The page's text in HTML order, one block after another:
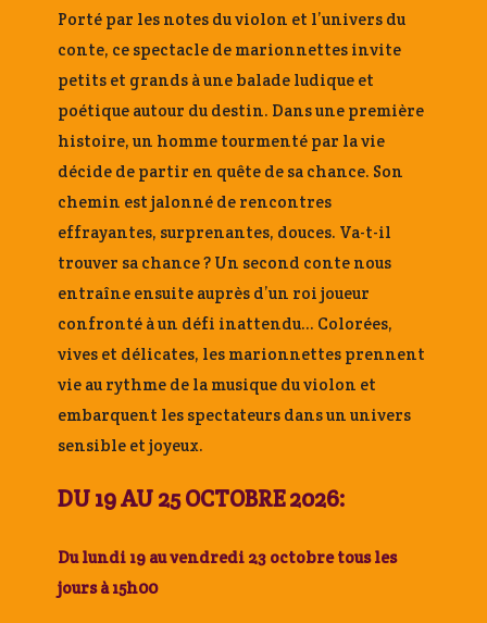
Porté par les notes du violon et l’univers du
conte, ce spectacle de marionnettes invite
petits et grands à une balade ludique et
poétique autour du destin. Dans une première
histoire, un homme tourmenté par la vie
décide de partir en quête de sa chance. Son
chemin est jalonné de rencontres
effrayantes, surprenantes, douces. Va-t-il
trouver sa chance ? Un second conte nous
entraîne ensuite auprès d’un roi joueur
confronté à un défi inattendu… Colorées,
vives et délicates, les marionnettes prennent
vie au rythme de la musique du violon et
embarquent les spectateurs dans un univers
sensible et joyeux.
DU 19 AU 25 OCTOBRE 2026:
Du lundi 19 au vendredi 23 octobre tous les
jours à 15h00